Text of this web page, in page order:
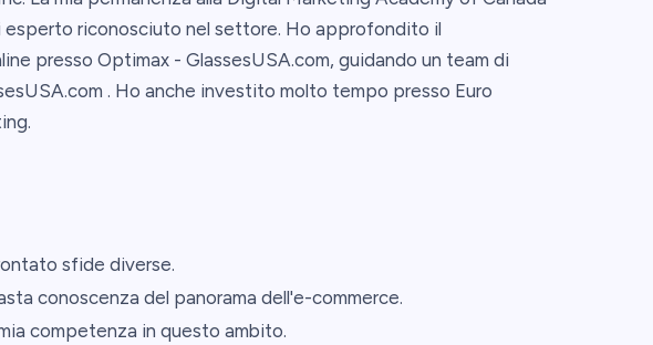
esperto riconosciuto nel settore. Ho approfondito il
presso Optimax - GlassesUSA.com, guidando un team di
. Ho anche investito molto tempo presso Euro
sfide diverse.
conoscenza del panorama dell'e-commerce.
competenza in questo ambito.